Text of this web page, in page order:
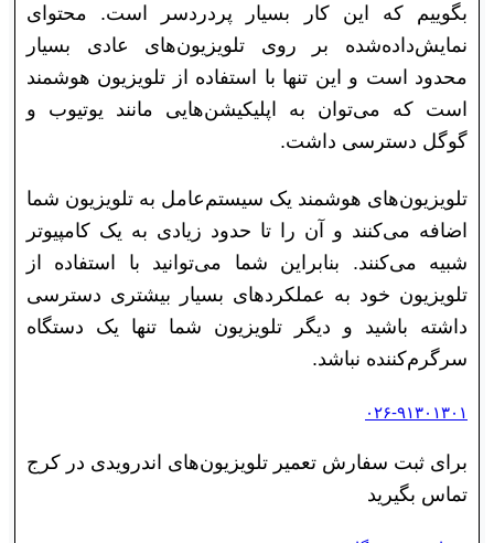
بگوییم که این کار بسیار پردردسر است. محتوای
نمایش‌داده‌شده بر روی تلویزیون‌های عادی بسیار
محدود است و این تنها با استفاده از تلویزیون هوشمند
است که می‌توان به اپلیکیشن‌هایی مانند یوتیوب و
گوگل دسترسی داشت.
تلویزیون‌های هوشمند یک سیستم‌عامل به تلویزیون شما
اضافه می‌کنند و آن را تا حدود زیادی به یک کامپیوتر
شبیه می‌کنند. بنابراین شما می‌توانید با استفاده از
تلویزیون خود به عملکرد‌های بسیار بیشتری دسترسی
داشته باشید و دیگر تلویزیون شما تنها یک دستگاه
سرگرم‌کننده نباشد.
۰۲۶-۹۱۳۰۱۳۰۱
برای ثبت سفارش تعمیر تلویزیون‌های اندرویدی در کرج
تماس بگیرید